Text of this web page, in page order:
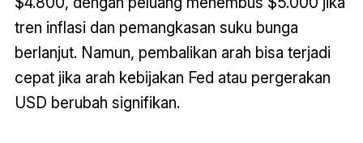
tren inflasi dan pemangkasan suku bunga
berlanjut. Namun, pembalikan arah bisa terjadi
cepat jika arah kebijakan Fed atau pergerakan
USD berubah signifikan.